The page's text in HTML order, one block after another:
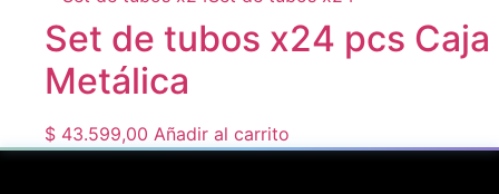
Set de tubos x24 pcs Caja
Metálica
$ 43.599,00 Añadir al carrito